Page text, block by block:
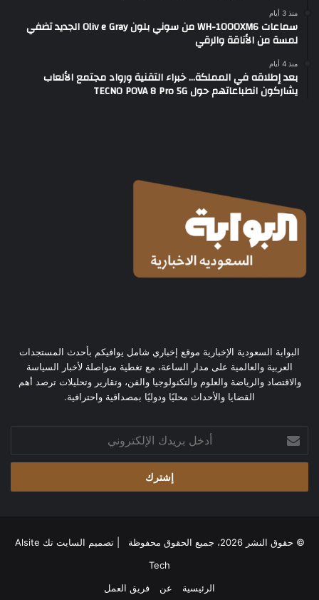
منذ 3 أيام
سماعات WH-1000XM6 من سوني بلون Oliv e Gray الجديد تضفي
لمسة من الأناقة والرقي
منذ 4 أيام
بعد إطلاقه في المملكة… خبراء التقنية ورواد مجتمع الألعاب
يشاركون انطباعاتهم حول TECNO POVA 8 Pro 5G
البوابة السعودية الإخبارية موقع إخباري شامل يوافيكم بأحدث المستجدات
العربية والعالمية على مدار الساعة، مع تغطية متواصلة لأخبار السياسة
والاقتصاد والرياضة والعلوم والتكنولوجيا والفن، وتقارير وتحليلات ترصد أهم
القضايا والأحداث محليًا ودوليًا بمصداقية واحترافية.
بريدك
الإلكتروني
© حقوق النشر 2026، جميع الحقوق محفوظة | تصميم
السايت تك Alsite
Tech
الرئيسية
عن فريق العمل